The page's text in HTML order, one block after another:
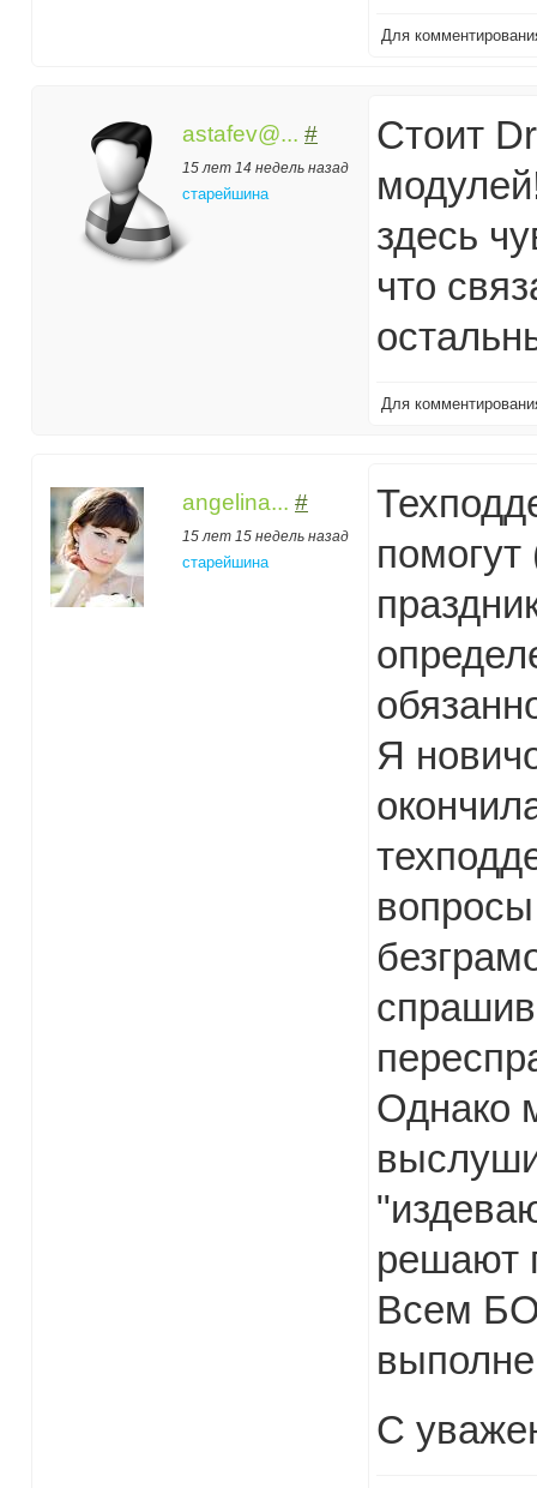
Для
astafev@... #
15 лет 14 недель назад
старейшина
Стоит
здесь
что
Для
angelina... #
15 лет 15 недель назад
старейшина
Я
Однако
решают
Всем
С